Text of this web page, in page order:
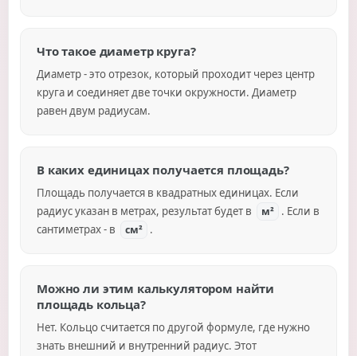
Что такое диаметр круга?
Диаметр - это отрезок, который проходит через центр
круга и соединяет две точки окружности. Диаметр
равен двум радиусам.
В каких единицах получается площадь?
Площадь получается в квадратных единицах. Если
радиус указан в метрах, результат будет в
м² . Если в
сантиметрах - в
см² .
Можно ли этим калькулятором найти
площадь кольца?
Нет. Кольцо считается по другой формуле, где нужно
знать внешний и внутренний радиус. Этот